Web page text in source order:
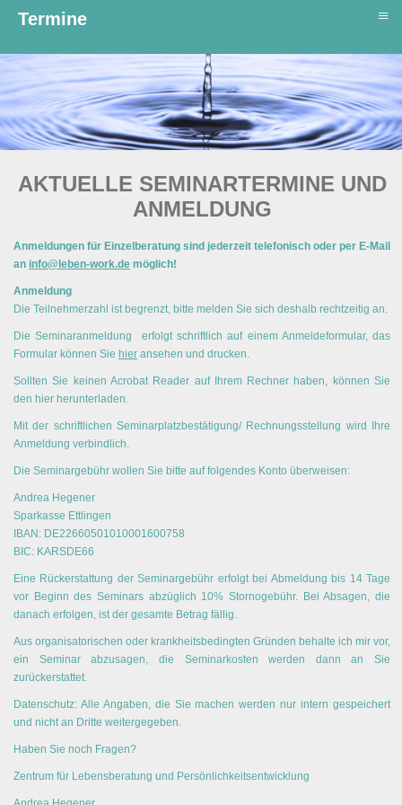
AKTUELLE SEMINARTERMINE UND
ANMELDUNG
Anmeldungen für Einzelberatung sind jederzeit telefonisch oder per E-Mail
an info@leben-work.de möglich!
Anmeldung
Die Teilnehmerzahl ist begrenzt, bitte melden Sie sich deshalb rechtzeitig an.
Die Seminaranmeldung erfolgt schriftlich auf einem Anmeldeformular, das
Formular können Sie hier ansehen und drucken.
Sollten Sie keinen Acrobat Reader auf Ihrem Rechner haben, können Sie
den hier herunterladen.
Mit der schriftlichen Seminarplatzbestätigung/ Rechnungsstellung wird Ihre
Anmeldung verbindlich.
Die Seminargebühr wollen Sie bitte auf folgendes Konto überweisen:
Andrea Hegener
Sparkasse Ettlingen
IBAN: DE22660501010001600758
BIC: KARSDE66
Eine Rückerstattung der Seminargebühr erfolgt bei Abmeldung bis 14 Tage
vor Beginn des Seminars abzüglich 10% Stornogebühr. Bei Absagen, die
danach erfolgen, ist der gesamte Betrag fällig.
Aus organisatorischen oder krankheitsbedingten Gründen behalte ich mir vor,
ein Seminar abzusagen, die Seminarkosten werden dann an Sie
zurückerstattet.
Datenschutz: Alle Angaben, die Sie machen werden nur intern gespeichert
und nicht an Dritte weitergegeben.
Haben Sie noch Fragen?
Zentrum für Lebensberatung und Persönlichkeitsentwicklung
Termine ≡